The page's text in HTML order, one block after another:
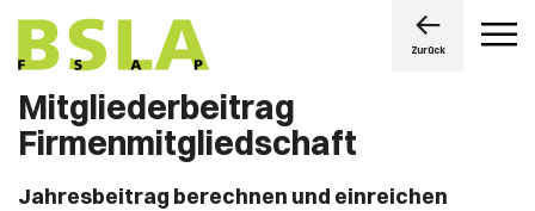
Zurück
Mitgliederbeitrag
Firmenmitgliedschaft
Jahresbeitrag berechnen und einreichen